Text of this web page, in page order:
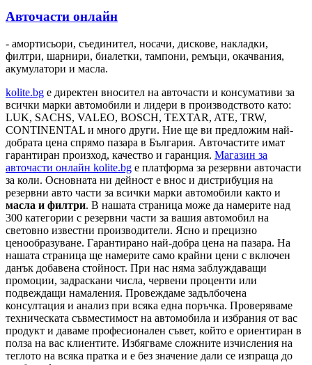
Авточасти онлайн
- амортисьори, съединител, носачи, дискове, накладки,
филтри, шарнири, биалетки, тампони, ремъци, окачвания,
акумулатори и масла.
kolite.bg e директен вносител на авточасти и консумативи за
всички марки автомобили и лидери в производството като:
LUK, SACHS, VALEO, BOSCH, TEXTAR, ATE, TRW,
CONTINENTAL и много други. Ние ще ви предложим най-
добрата цена спрямо пазара в България. Авточастите имат
гарантиран произход, качество и гаранция. Магазин за
авточасти онлайн kolite.bg е платформа за резервни авточасти
за коли. Основната ни дейност е внос и дистрибуция на
резервни авто части за всички марки автомобили както и
масла и филтри. В нашата страница може да намерите над
300 категории с резервни части за вашия автомобил на
световно известни производители. Ясно и прецизно
ценообразуване. Гарантирано най-добра цена на пазара. На
нашата страница ще намерите само крайни цени с включен
данък добавена стойност. При нас няма заблуждаващи
промоции, задраскани числа, червени проценти или
подвеждащи намаления. Провеждаме задълбочена
консултация и анализ при всяка една поръчка. Проверяваме
техническата съвместимост на автомобила и избрания от вас
продукт и даваме професионален съвет, който е ориентиран в
полза на вас клиентите. Избягваме сложните изчисления на
теглото на всяка пратка и е без значение дали се изпраща до